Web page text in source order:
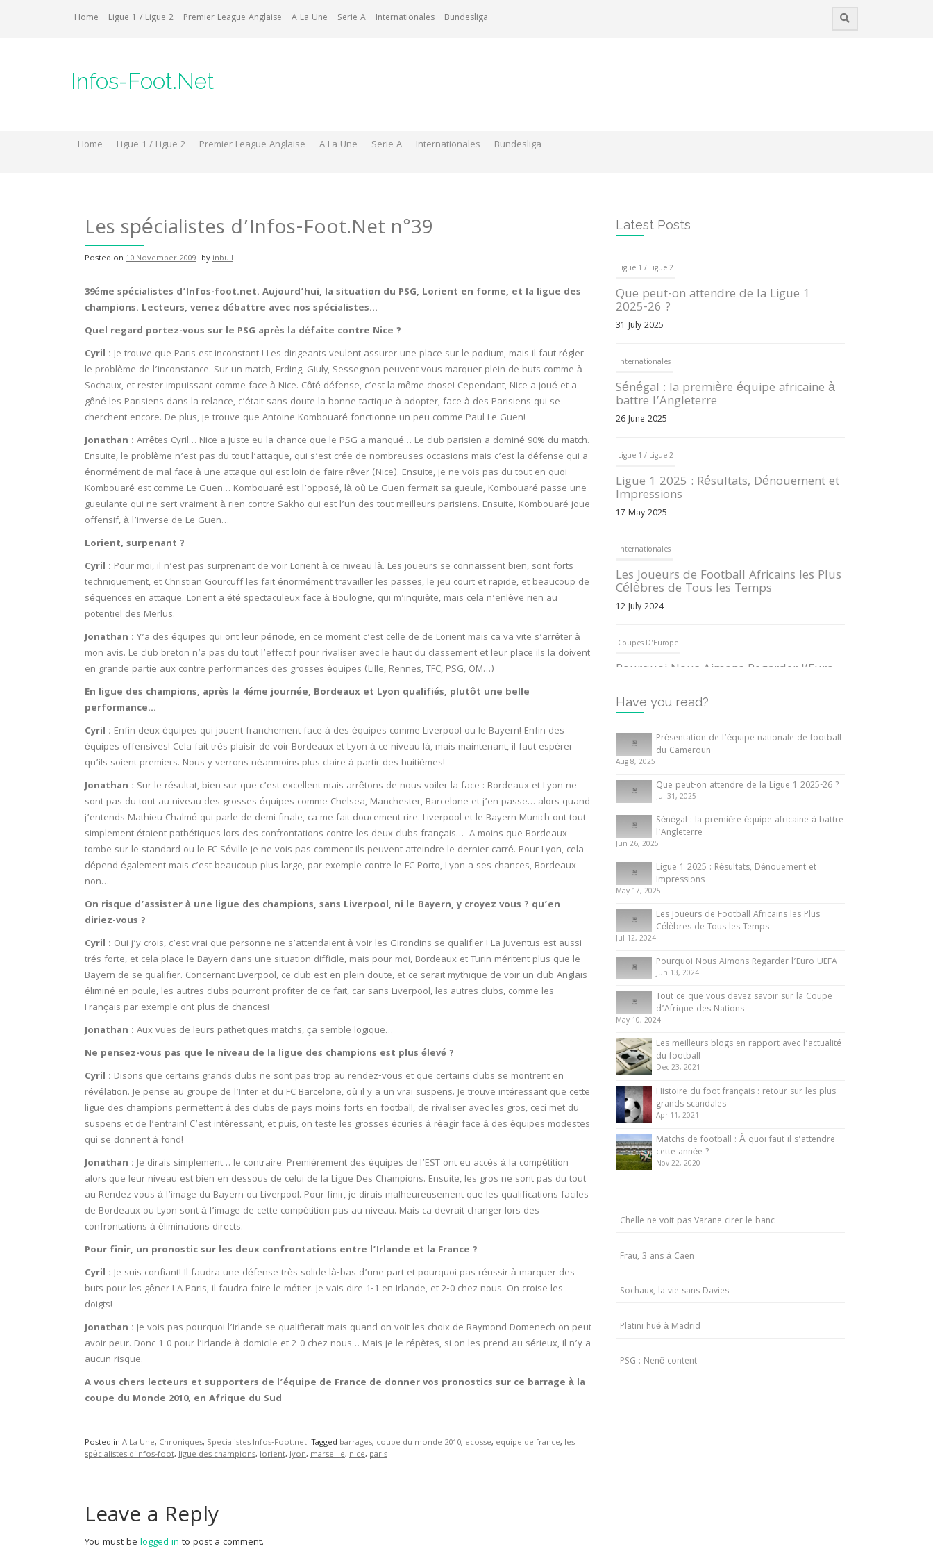
Home Ligue 1 / Ligue 2 Premier League Anglaise A La Une Serie A Internationales Bundesliga
Infos-Foot.Net
Home Ligue 1 / Ligue 2 Premier League Anglaise A La Une Serie A Internationales Bundesliga
Les spécialistes d’Infos-Foot.Net n°39
Posted on 10 November 2009 byinbull
39éme spécialistes d’Infos-foot.net. Aujourd’hui, la situation du PSG, Lorient en forme, et la ligue des
champions. Lecteurs, venez débattre avec nos spécialistes…
Quel regard portez-vous sur le PSG après la défaite contre Nice ?
Cyril :Je trouve que Paris est inconstant ! Les dirigeants veulent assurer une place sur le podium, mais il faut régler
le problème de l’inconstance. Sur un match, Erding, Giuly, Sessegnon peuvent vous marquer plein de buts comme à
Sochaux, et rester impuissant comme face à Nice. Côté défense, c’est la même chose! Cependant, Nice a joué et a
gêné les Parisiens dans la relance, c’était sans doute la bonne tactique à adopter, face à des Parisiens qui se
cherchent encore. De plus, je trouve que Antoine Kombouaré fonctionne un peu comme Paul Le Guen!
Jonathan : Arrêtes Cyril… Nice a juste eu la chance que le PSG a manqué… Le club parisien a dominé 90% du match.
Ensuite, le problème n’est pas du tout l’attaque, qui s’est crée de nombreuses occasions mais c’est la défense qui a
énormément de mal face à une attaque qui est loin de faire rêver (Nice). Ensuite, je ne vois pas du tout en quoi
Kombouaré est comme Le Guen… Kombouaré est l’opposé, là où Le Guen fermait sa gueule, Kombouaré passe une
gueulante qui ne sert vraiment à rien contre Sakho qui est l’un des tout meilleurs parisiens. Ensuite, Kombouaré joue
offensif, à l’inverse de Le Guen…
Lorient, surpenant ?
Cyril : Pour moi, il n’est pas surprenant de voir Lorient à ce niveau là. Les joueurs se connaissent bien, sont forts
techniquement, et Christian Gourcuff les fait énormément travailler les passes, le jeu court et rapide, et beaucoup de
séquences en attaque. Lorient a été spectaculeux face à Boulogne, qui m’inquiète, mais cela n’enlève rien au
potentiel des Merlus.
Jonathan : Y’a des équipes qui ont leur période, en ce moment c’est celle de de Lorient mais ca va vite s’arrêter à
mon avis. Le club breton n’a pas du tout l’effectif pour rivaliser avec le haut du classement et leur place ils la doivent
en grande partie aux contre performances des grosses équipes (Lille, Rennes, TFC, PSG, OM…)
En ligue des champions, après la 4éme journée, Bordeaux et Lyon qualifiés, plutôt une belle
performance…
Cyril : Enfin deux équipes qui jouent franchement face à des équipes comme Liverpool ou le Bayern! Enfin des
équipes offensives! Cela fait très plaisir de voir Bordeaux et Lyon à ce niveau là, mais maintenant, il faut espérer
qu’ils soient premiers. Nous y verrons néanmoins plus claire à partir des huitièmes!
Jonathan : Sur le résultat, bien sur que c’est excellent mais arrêtons de nous voiler la face : Bordeaux et Lyon ne
sont pas du tout au niveau des grosses équipes comme Chelsea, Manchester, Barcelone et j’en passe… alors quand
j’entends Mathieu Chalmé qui parle de demi finale, ca me fait doucement rire. Liverpool et le Bayern Munich ont tout
simplement étaient pathétiques lors des confrontations contre les deux clubs français… A moins que Bordeaux
tombe sur le standard ou le FC Séville je ne vois pas comment ils peuvent atteindre le dernier carré. Pour Lyon, cela
dépend également mais c’est beaucoup plus large, par exemple contre le FC Porto, Lyon a ses chances, Bordeaux
non…
On risque d’assister à une ligue des champions, sans Liverpool, ni le Bayern, y croyez vous ? qu’en
diriez-vous ?
Cyril : Oui j’y crois, c’est vrai que personne ne s’attendaient à voir les Girondins se qualifier ! La Juventus est aussi
trés forte, et cela place le Bayern dans une situation difficile, mais pour moi, Bordeaux et Turin méritent plus que le
Bayern de se qualifier. Concernant Liverpool, ce club est en plein doute, et ce serait mythique de voir un club Anglais
éliminé en poule, les autres clubs pourront profiter de ce fait, car sans Liverpool, les autres clubs, comme les
Français par exemple ont plus de chances!
Jonathan : Aux vues de leurs pathetiques matchs, ça semble logique…
Ne pensez-vous pas que le niveau de la ligue des champions est plus élevé ?
Cyril : Disons que certains grands clubs ne sont pas trop au rendez-vous et que certains clubs se montrent en
révélation. Je pense au groupe de l’Inter et du FC Barcelone, où il y a un vrai suspens. Je trouve intéressant que cette
ligue des champions permettent à des clubs de pays moins forts en football, de rivaliser avec les gros, ceci met du
suspens et de l’entrain! C’est intéressant, et puis, on teste les grosses écuries à réagir face à des équipes modestes
qui se donnent à fond!
Jonathan :Je dirais simplement… le contraire. Premièrement des équipes de l’EST ont eu accès à la compétition
alors que leur niveau est bien en dessous de celui de la Ligue Des Champions. Ensuite, les gros ne sont pas du tout
au Rendez vous à l’image du Bayern ou Liverpool. Pour finir, je dirais malheureusement que les qualifications faciles
de Bordeaux ou Lyon sont à l’image de cette compétition pas au niveau. Mais ca devrait changer lors des
confrontations à éliminations directs.
Pour finir, un pronostic sur les deux confrontations entre l’Irlande et la France ?
Cyril :Je suis confiant! Il faudra une défense très solide là-bas d’une part et pourquoi pas réussir à marquer des
buts pour les gêner ! A Paris, il faudra faire le métier. Je vais dire 1-1 en Irlande, et 2-0 chez nous. On croise les
doigts!
Jonathan :Je vois pas pourquoi l’Irlande se qualifierait mais quand on voit les choix de Raymond Domenech on peut
avoir peur. Donc 1-0 pour l’Irlande à domicile et 2-0 chez nous… Mais je le répètes, si on les prend au sérieux, il n’y a
aucun risque.
A vous chers lecteurs et supporters de l’équipe de France de donner vos pronostics sur ce barrage à la
coupe du Monde 2010, en Afrique du Sud
Posted in A La Une, Chroniques, Specialistes Infos-Foot.net Tagged barrages, coupe du monde 2010, ecosse, equipe de france, les
spécialistes d'infos-foot, ligue des champions, lorient, lyon, marseille, nice, paris
Leave a Reply
You must be logged in to post a comment.
Latest Posts
Ligue 1 / Ligue 2
Que peut-on attendre de la Ligue 1
2025-26 ?
31 July 2025
Internationales
Sénégal : la première équipe africaine à
battre l’Angleterre
26 June 2025
Ligue 1 / Ligue 2
Ligue 1 2025 : Résultats, Dénouement et
Impressions
17 May 2025
Internationales
Les Joueurs de Football Africains les Plus
Célèbres de Tous les Temps
12 July 2024
Coupes D'Europe
Pourquoi Nous Aimons Regarder l’Euro
13 June 2024
Internationales
Tout ce que vous devez savoir sur la
Coupe d’Afrique des Nations
10 May 2024
Internationales
Présentation de l’équipe nationale de
football du Cameroun
8 August 2025
Have you read?
Présentation de l’équipe nationale de football
du Cameroun
Aug 8, 2025
Que peut-on attendre de la Ligue 1 2025-26 ?
Jul 31, 2025
Sénégal : la première équipe africaine à battre
l’Angleterre
Jun 26, 2025
Ligue 1 2025 : Résultats, Dénouement et
Impressions
May 17, 2025
Les Joueurs de Football Africains les Plus
Célèbres de Tous les Temps
Jul 12, 2024
Pourquoi Nous Aimons Regarder l’Euro UEFA
Jun 13, 2024
Tout ce que vous devez savoir sur la Coupe
d’Afrique des Nations
May 10, 2024
Les meilleurs blogs en rapport avec l’actualité
du football
Dec 23, 2021
Histoire du foot français : retour sur les plus
grands scandales
Apr 11, 2021
Matchs de football : À quoi faut-il s’attendre
cette année ?
Nov 22, 2020
Chelle ne voit pas Varane cirer le banc
Frau, 3 ans à Caen
Sochaux, la vie sans Davies
Platini hué à Madrid
PSG : Nenê content